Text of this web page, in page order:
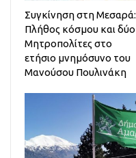
Συγκίνηση στη Μεσαρά:
Πλήθος κόσμου και δύο
Μητροπολίτες στο
ετήσιο μνημόσυνο του
Μανούσου Πουλινάκη